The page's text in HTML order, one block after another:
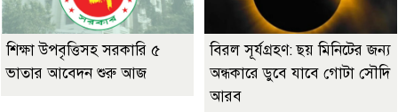
শিক্ষা উপবৃত্তিসহ সরকারি ৫
ভাতার আবেদন শুরু আজ
বিরল সূর্যগ্রহণ: ছয় মিনিটের জন্য
অন্ধকারে ডুবে যাবে গোটা সৌদি
আরব